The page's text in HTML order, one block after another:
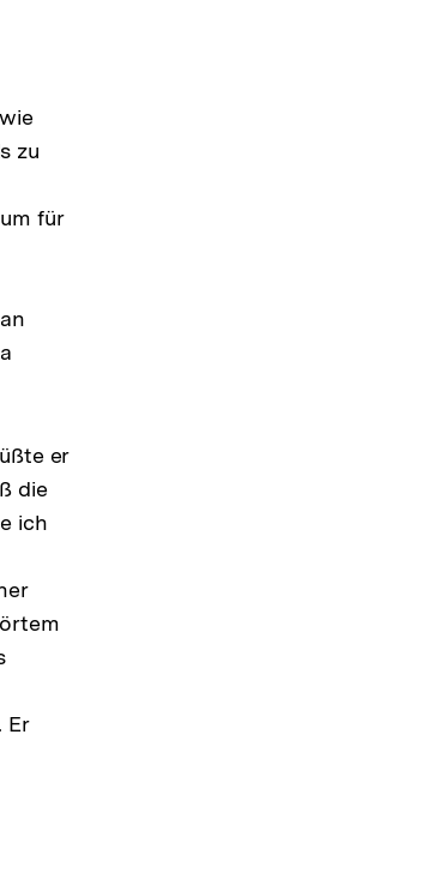
zu
für
er
die
ich
Er